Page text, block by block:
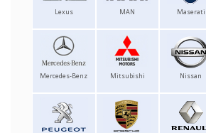
Lexus MAN Maserati
Mercedes-Benz Mitsubishi Nissan